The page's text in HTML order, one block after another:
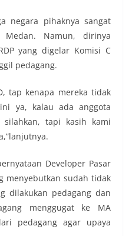
negara pihaknya sangat
Medan. Namun, dirinya
yang digelar Komisi C
pedagang.
tap kenapa mereka tidak
ya, kalau ada anggota
silahkan, tapi kasih kami
Developer Pasar
menyebutkan sudah tidak
dilakukan pedagang dan
menggugat ke MA
pedagang agar upaya